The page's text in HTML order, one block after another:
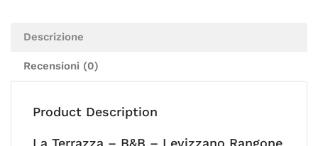
Descrizione
Recensioni (0)
Product Description
La Terrazza – B&B – Levizzano Rangone